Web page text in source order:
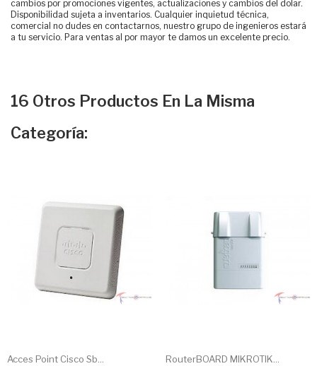
cambios por promociones vigentes, actualizaciones y cambios del dolar.
Disponibilidad sujeta a inventarios. Cualquier inquietud técnica,
comercial no dudes en contactarnos, nuestro grupo de ingenieros estará
a tu servicio. Para ventas al por mayor te damos un excelente precio.
16 Otros Productos En La Misma
Categoría:
Acces Point Cisco Sb...
RouterBOARD MIKROTIK...